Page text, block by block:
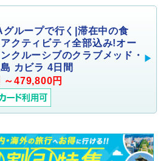
ループで行く|滞在中の食
クティビティ全部込み!オー
クルーシブのクラブメッド・
カビラ 4日間
～479,800円